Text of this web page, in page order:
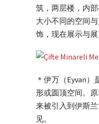
筑，两层楼，内部
大小不同的空间
饰，现在展示与展
＊伊万（Eyvan
形或圆顶空间。
来被引入到伊斯
见。